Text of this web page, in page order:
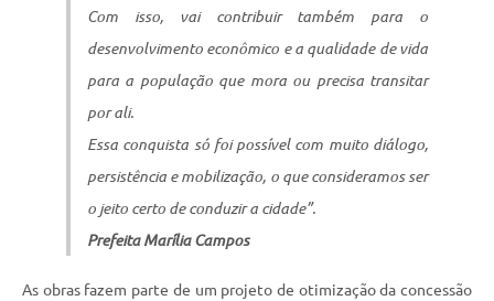
Com isso, vai contribuir também para o
desenvolvimento econômico e a qualidade de vida
para a população que mora ou precisa transitar
por ali.
Essa conquista só foi possível com muito diálogo,
persistência e mobilização, o que consideramos ser
o jeito certo de conduzir a cidade”.
Prefeita Marília Campos
As obras fazem parte de um projeto de otimização da concessão